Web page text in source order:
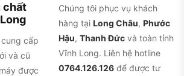
chất
cấp
và cũ
được
Chúng tôi phục vụ khách
hàng tại Long Châu, Phước
Hậu, Thanh Đức và toàn tỉnh
Vĩnh Long. Liên hệ hotline
0764.126.126 để được tư